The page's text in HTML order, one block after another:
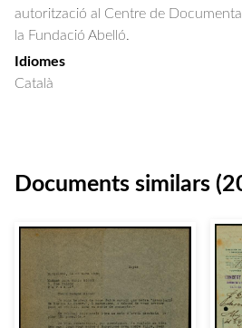
autorització al Centre de
la Fundació Abelló.
Idiomes
Català
Documents similars